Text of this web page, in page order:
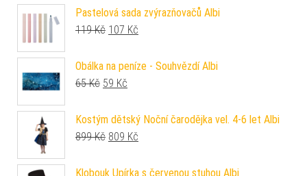
Pastelová sada zvýrazňovačů Albi
119Kč Původní cena byla: 119 Kč.
107 Kč
Obálka na peníze - Souhvězdí Albi
65Kč Původní cena byla: 65 Kč.
59 Kč
Kostým dětský Noční čarodějka vel. 4-6 let Albi
899Kč Původní cena byla: 899 Kč.
809 Kč
Klobouk Upírka s červenou stuhou Albi